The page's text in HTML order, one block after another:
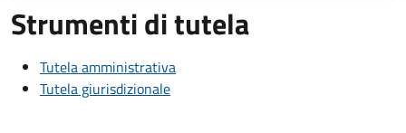
Strumenti di tutela
Tutela amministrativa
Tutela giurisdizionale